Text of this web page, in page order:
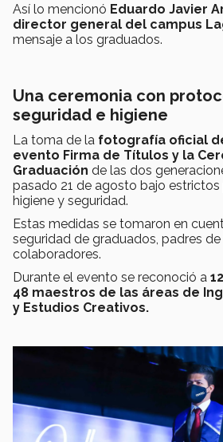
Así lo mencionó Eduardo Javier
director general del campus
mensaje a los graduados.
Una ceremonia con
seguridad e higiene
La toma de la fotografía oficial
evento Firma de Títulos y la
Graduación de las dos
pasado 21 de agosto bajo
higiene y seguridad.
Estas medidas se tomaron en
seguridad de graduados, padres
colaboradores.
Durante el evento se reconoció a
48 maestros de las áreas de
y Estudios Creativos.